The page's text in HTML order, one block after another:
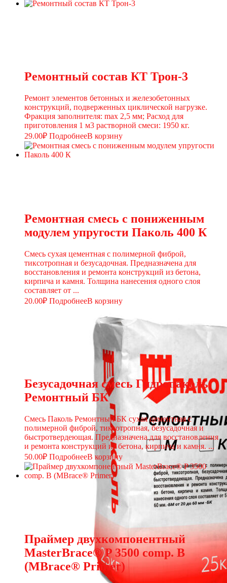
Ремонтный состав КТ Трон-3
Ремонт элементов бетонных и железобетонных
конструкций, подверженных циклической нагрузке.
Фракция заполнителя: max 2,5 мм; Расход для
приготовления 1 м3 растворной смеси: 1950 кг.
29.00₽ ПодробнееВ корзину
Ремонтная смесь с пониженным
модулем упругости Паколь 400 К
Смесь сухая цементная с полимерной фиброй,
тиксотропная и безусадочная. Предназначена для
восстановления и ремонта конструкций из бетона,
кирпича и камня. Толщина нанесения одного слоя
составляет от ...
20.00₽ ПодробнееВ корзину
Безусадочная смесь Гидропаколь
Ремонтный БК
Смесь Паколь Ремонтный БК сухая цементная с
полимерной фиброй, тиксотропная, безусадочная и
быстротвердеющая. Предназначена для восстановления
и ремонта конструкций из бетона, кирпича и камня. ...
50.00₽ ПодробнееВ корзину
Праймер двухкомпонентный
MasterВrace® P 3500 comp. B
(MВrace® Primer)